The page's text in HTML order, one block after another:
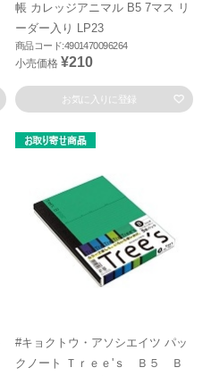
帳 カレッジアニマル B5 7マス リ
ーダー入り LP23
商品コード:4901470096264
小売価格 ¥210
お気に入りに登録
#キョクトウ・アソシエイツ パッ
クノート Ｔｒｅｅ'ｓ Ｂ５ Ｂ